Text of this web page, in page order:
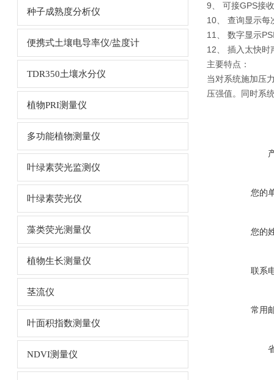
种子成熟度分析仪
便携式土壤电导率仪/盐度计
TDR350土壤水分仪
植物PRI测量仪
多功能植物测量仪
叶绿素荧光监测仪
叶绿素荧光仪
藻类荧光测量仪
植物生长测量仪
茎流仪
叶面积指数测量仪
NDVI测量仪
9、 可接GPS接
10、 查询显示每
11、 数字显示
12、 插入太快时
主要特点：
当对系统施加压
压强值。同时系
您的
您的
联系
常用